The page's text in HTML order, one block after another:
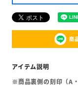
商
※商品裏側の刻印（A